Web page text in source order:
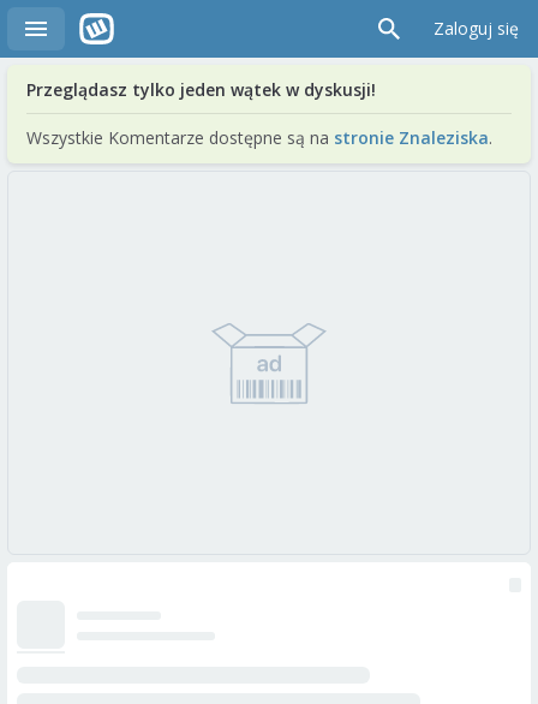
Zaloguj się
Przeglądasz tylko jeden wątek w dyskusji!
Wszystkie Komentarze dostępne są na stronie Znaleziska.